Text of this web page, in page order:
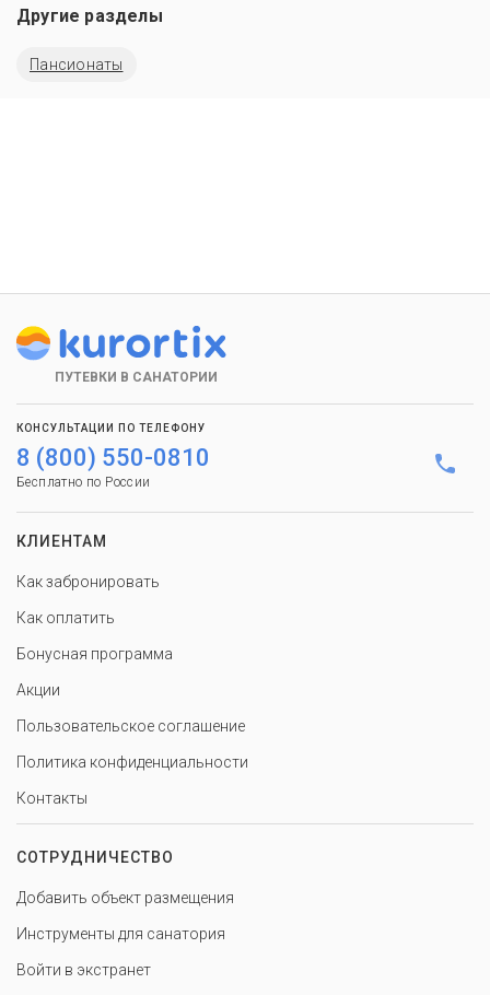
Другие разделы
Пансионаты
ПУТЕВКИ В САНАТОРИИ
КОНСУЛЬТАЦИИ ПО ТЕЛЕФОНУ
8 (800) 550-0810
Бесплатно по России
КЛИЕНТАМ
Как забронировать
Как оплатить
Бонусная программа
Акции
Пользовательское соглашение
Политика конфиденциальности
Контакты
СОТРУДНИЧЕСТВО
Добавить объект размещения
Инструменты для санатория
Войти в экстранет